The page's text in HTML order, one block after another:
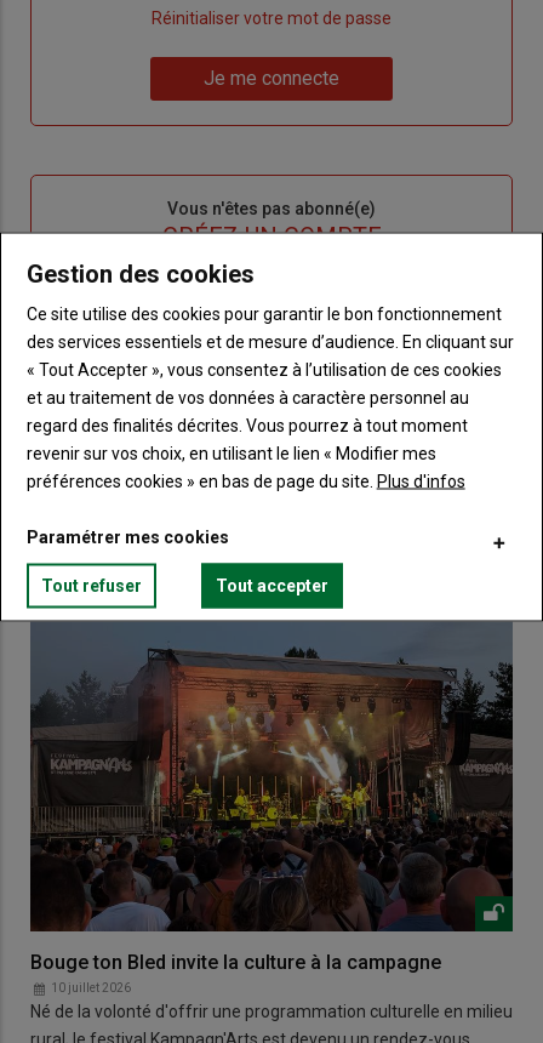
de
Réinitialiser votre mot de passe
me
Je me connecte
Vous n'êtes pas abonné(e)
TITRE CRÉEZ UN COMPTE
BodyChoisissez votre formule et créez votre
compte pour accéder à tout Terre de
Touraine.
Lien Créez un compte
Bouge ton Bled invite la culture à la campagne
10 juillet 2026
Né de la volonté d'offrir une programmation culturelle en milieu
Gestion des cookies
Ce site utilise des cookies pour garantir le bon fonctionnement
des services essentiels et de mesure d’audience. En cliquant sur
« Tout Accepter », vous consentez à l’utilisation de ces cookies
et au traitement de vos données à caractère personnel au
regard des finalités décrites. Vous pourrez à tout moment
revenir sur vos choix, en utilisant le lien « Modifier mes
préférences cookies » en bas de page du site. Plus d'infos
Paramétrer mes cookies
Tout refuser Tout accepter